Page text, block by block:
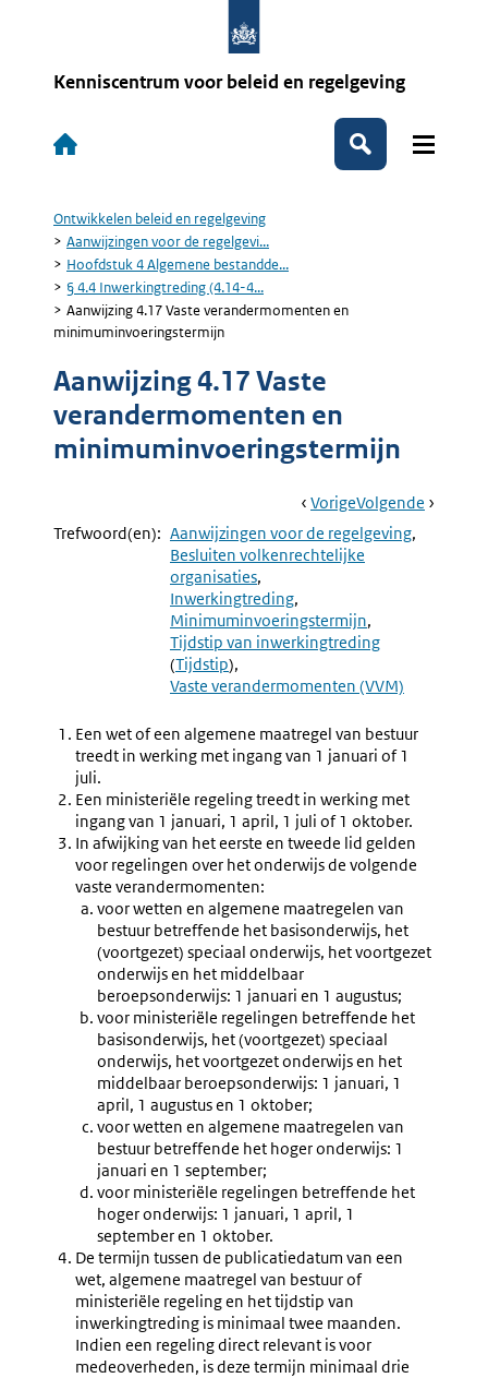
Kenniscentrum voor beleid en regelgeving
Hoofdnavigatie
Zoeken
Kruimelpad
Ontwikkelen beleid en regelgeving
Aanwijzingen voor de regelgevi...
Hoofdstuk 4 Algemene bestandde...
§ 4.4 Inwerkingtreding (4.14-4...
Aanwijzing 4.17 Vaste verandermomenten en
minimuminvoeringstermijn
Aanwijzing 4.17 Vaste
verandermomenten en
minimuminvoeringstermijn
Book
Navigation
Ga
Naar
VorigePagina:
Aanwijzing
4.16
Inwerkingtreding
Ga
Naar
Volgende Pagina:
Trefwoord(en): Aanwijzingen voor de regelgeving
Besluiten volkenrechtelijke
organisaties
Inwerkingtreding
Minimuminvoeringstermijn
Tijdstip van inwerkingtreding
(Tijdstip)
Vaste verandermomenten (VVM)
Een wet of een algemene maatregel van bestuur
treedt in werking met ingang van 1 januari of 1
juli.
Een ministeriële regeling treedt in werking met
ingang van 1 januari, 1 april, 1 juli of 1 oktober.
In afwijking van het eerste en tweede lid gelden
voor regelingen over het onderwijs de volgende
vaste verandermomenten:
voor wetten en algemene maatregelen van
bestuur betreffende het basis­onderwijs, het
(voortgezet) speciaal onderwijs, het voortgezet
onderwijs en het middelbaar
beroepsonderwijs: 1 januari en 1 augustus;
voor ministeriële regelingen betreffende het
basisonderwijs, het (voortgezet) speciaal
onderwijs, het voortgezet onderwijs en het
middelbaar beroepsonderwijs: 1 januari, 1
april, 1 augustus en 1 oktober;
voor wetten en algemene maatregelen van
bestuur betreffende het hoger onderwijs: 1
januari en 1 september;
voor ministeriële regelingen betreffende het
hoger onderwijs: 1 januari, 1 april, 1
september en 1 oktober.
De termijn tussen de publicatiedatum van een
wet, algemene maatregel van bestuur of
ministeriële regeling en het tijdstip van
inwerkingtreding is minimaal twee maanden.
Indien een regeling direct relevant is voor
medeoverheden, is deze termijn minimaal drie